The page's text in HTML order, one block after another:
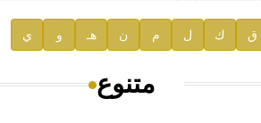
ق ك ل م ن هـ و ي
متنوع